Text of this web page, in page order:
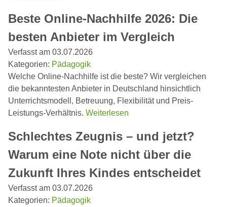
Beste Online-Nachhilfe 2026: Die
besten Anbieter im Vergleich
Verfasst am 03.07.2026
Kategorien: Pädagogik
Welche Online-Nachhilfe ist die beste? Wir vergleichen
die bekanntesten Anbieter in Deutschland hinsichtlich
Unterrichtsmodell, Betreuung, Flexibilität und Preis-
Leistungs-Verhältnis. Weiterlesen
Schlechtes Zeugnis – und jetzt?
Warum eine Note nicht über die
Zukunft Ihres Kindes entscheidet
Verfasst am 03.07.2026
Kategorien: Pädagogik